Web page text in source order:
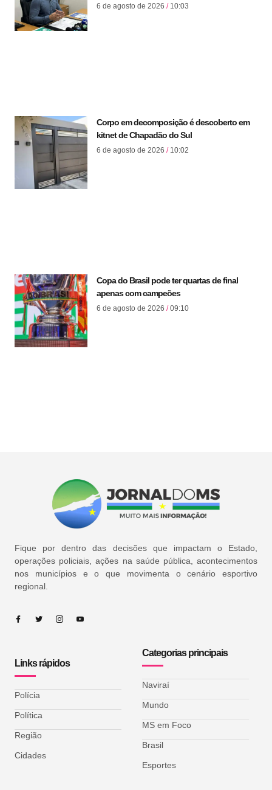
6 de agosto de 2026 10:03
Corpo em decomposição é descoberto em
kitnet de Chapadão do Sul
6 de agosto de 2026 10:02
Copa do Brasil pode ter quartas de final
apenas com campeões
6 de agosto de 2026 09:10
Fique por dentro das decisões que impactam o Estado,
operações policiais, ações na saúde pública, acontecimentos
nos municípios e o que movimenta o cenário esportivo
regional.
Links rápidos
Polícia
Política
Região
Cidades
Categorias principais
Naviraí
Mundo
MS em Foco
Brasil
Esportes